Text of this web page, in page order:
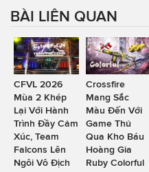
BÀI LIÊN QUAN
CFVL 2026
Mùa 2 Khép
Lại Với Hành
Trình Đầy Cảm
Xúc, Team
Falcons Lên
Ngôi Vô Địch
Crossfire
Mang Sắc
Màu Đến Với
Game Thủ
Qua Kho Báu
Hoàng Gia
Ruby Colorful